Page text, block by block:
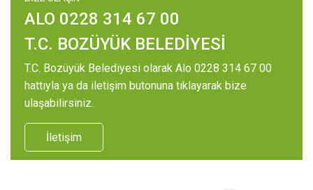
ALO 0228 314 67 00
T.C. BOZÜYÜK BELEDİYESİ
T.C. Bozüyük Belediyesi olarak Alo 0228 314 67 00
hattıyla ya da iletişim butonuna tıklayarak bize
ulaşabilirsiniz.
İletişim